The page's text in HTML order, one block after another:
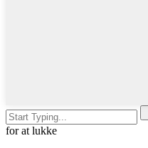
for at lukke